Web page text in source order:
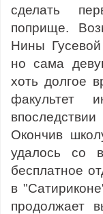
сделать
поприще.
Нины Гусевой
но сама
хоть долгое
факультет
Окончив
удалось со
бесплатное
в
продолжает